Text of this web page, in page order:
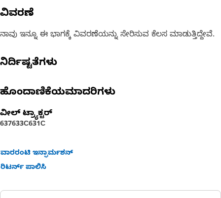
ವಿವರಣೆ
ನಾವು ಇನ್ನೂ ಈ ಭಾಗಕ್ಕೆ ವಿವರಣೆಯನ್ನು ಸೇರಿಸುವ ಕೆಲಸ ಮಾಡುತ್ತಿದ್ದೇವೆ.
ನಿರ್ದಿಷ್ಟತೆಗಳು
ಹೊಂದಾಣಿಕೆಯಮಾದರಿಗಳು
ವೀಲ್ ಟ್ರ್ಯಾಕ್ಟರ್‌
637633C631C
ವಾರರಂಟಿ ಇನ್ಫಾರ್ಮಶನ್
ರಿಟರ್ನ್ ಪಾಲಿಸಿ